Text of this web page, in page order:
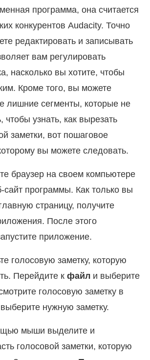
программа, она считается
конкурентов Audacity. Точно
редактировать и записывать
вам регулировать
насколько вы хотите, чтобы
Кроме того, вы можете
лишние сегменты, которые не
чтобы узнать, как вырезать
заметки, вот пошаговое
вы можете следовать.
браузер на своем компьютере
сайт программы. Как только вы
страницу, получите
После этого
приложение.
голосовую заметку, которую
Перейдите к файл и выберите
голосовую заметку в
нужную заметку.
мыши выделите и
голосовой заметки, которую